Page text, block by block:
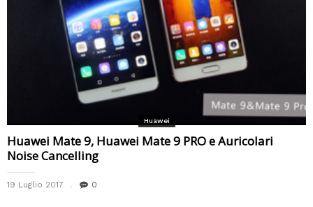
Huawei
Huawei Mate 9, Huawei Mate 9 PRO e Auricolari
Noise Cancelling
19 Luglio 2017 0